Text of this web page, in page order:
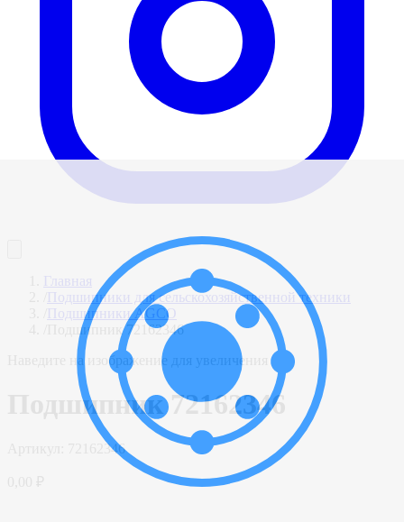
Главная
Подшипники для сельскохозяйственной техники
Подшипники AGCO
Подшипник 72162346
Наведите на изображение для увеличения
Подшипник 72162346
72162346